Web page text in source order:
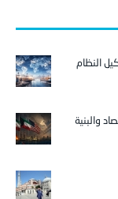
النظام
والبنية